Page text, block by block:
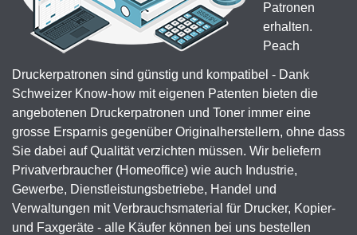
Patronen
erhalten.
Peach
Druckerpatronen sind günstig und kompatibel - Dank
Schweizer Know-how mit eigenen Patenten bieten die
angebotenen Druckerpatronen und Toner immer eine
grosse Ersparnis gegenüber Originalherstellern, ohne dass
Sie dabei auf Qualität verzichten müssen. Wir beliefern
Privatverbraucher (Homeoffice) wie auch Industrie,
Gewerbe, Dienstleistungsbetriebe, Handel und
Verwaltungen mit Verbrauchsmaterial für Drucker, Kopier-
und Faxgeräte - alle Käufer können bei uns bestellen